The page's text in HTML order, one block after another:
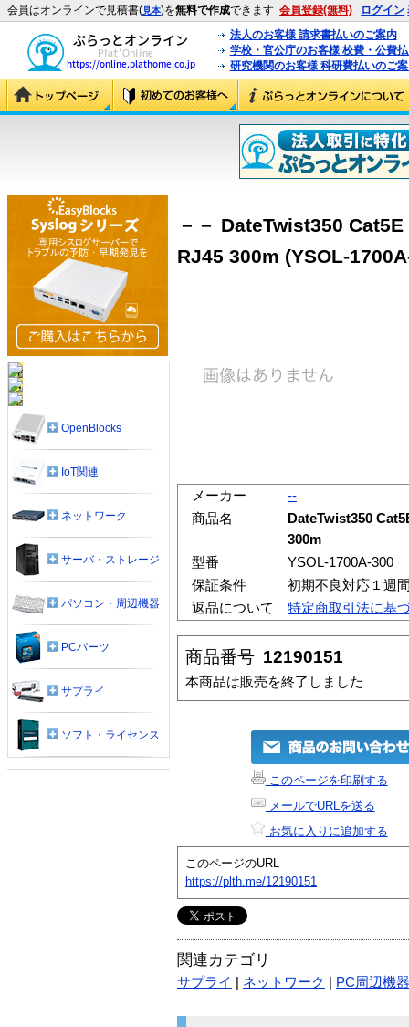
会員はオンラインで見積書(見本)を無料で作成できます 会員登録(無料) ログイン
法人のお客様 請求書払いのご案内
学校・官公庁のお客様 校費・公費
研究機関のお客様 科研費払いのご
－－ DateTwist350
RJ45 300m (YSOL-
メーカー
--
商品名
DateTwist350
300m
型番
YSOL-1700A-300
保証条件
初期不良対応１週
返品について
特定商取引法に基
商品番号 12190151
本商品は販売を終了しました
このページを印刷する
メールでURLを送る
お気に入りに追加する
このページのURL
https://plth.me/12190151
関連カテゴリ
サプライ ネットワーク PC周辺機器
OpenBlocks
IoT関連
ネットワーク
サーバ・ストレージ
パソコン・周辺機器
PCパーツ
サプライ
ソフト・ライセンス